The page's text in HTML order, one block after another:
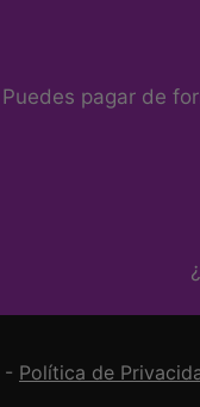
Puedes pagar de
- Política de